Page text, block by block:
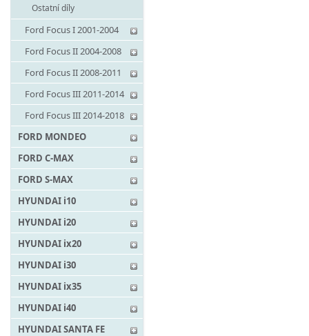
Ostatní díly
Ford Focus I 2001-2004
Ford Focus II 2004-2008
Ford Focus II 2008-2011
Ford Focus III 2011-2014
Ford Focus III 2014-2018
FORD MONDEO
FORD C-MAX
FORD S-MAX
HYUNDAI i10
HYUNDAI i20
HYUNDAI ix20
HYUNDAI i30
HYUNDAI ix35
HYUNDAI i40
HYUNDAI SANTA FE